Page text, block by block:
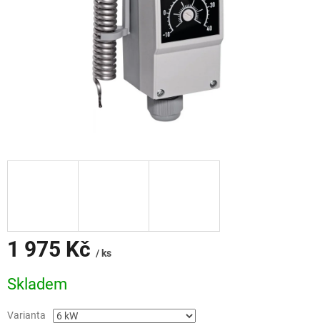
1 975 Kč / ks
cena:
Skladem
Varianta